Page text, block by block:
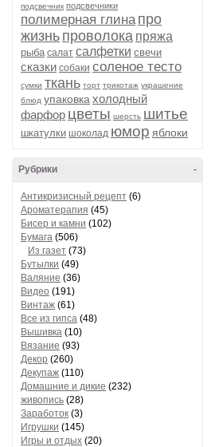
подсвечник подсвечники
полимерная глина про
жизнь проволока пряжа
рыба салат салфетки свечи
сказки собаки соленое тесто
сумки ткань торт трикотаж украшение
блюд упаковка холодный
фарфор цветы шерсть шитье
шкатулки шоколад юмор яблоки
-
Рубрики
Антикризисный рецепт (6)
Ароматерапия (45)
Бисер и камни (102)
Бумага (506)
Из газет (73)
Бутылки (49)
Валяние (36)
Видео (191)
Винтаж (61)
Все из гипса (48)
Вышивка (10)
Вязание (93)
Декор (260)
Декупаж (110)
Домашние и дикие (232)
живопись (28)
Заработок (3)
Игрушки (145)
Игры и отдых (20)